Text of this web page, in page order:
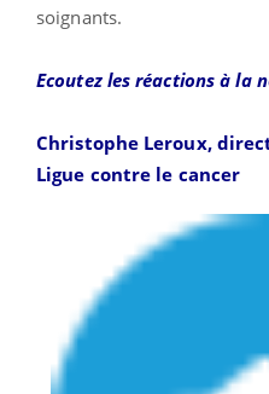
soignants.
Ecoutez les réactions à la
Christophe Leroux,
Ligue contre le cancer